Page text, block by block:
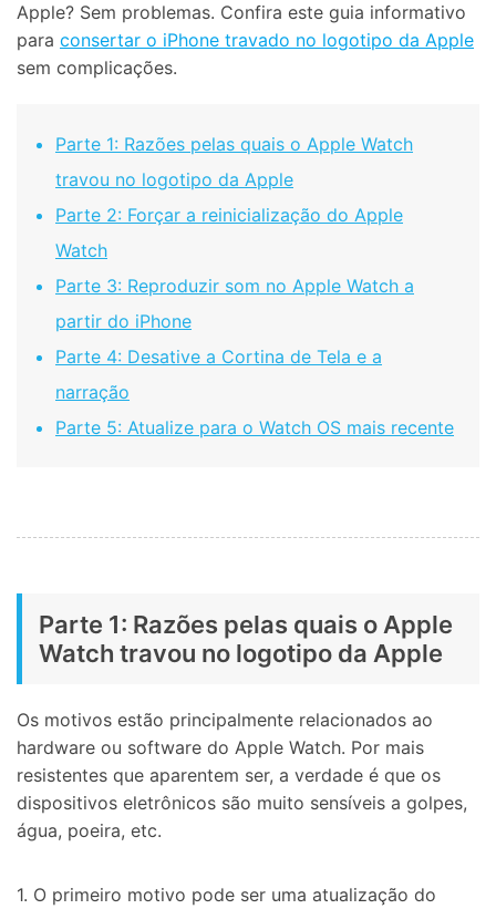
Apple? Sem problemas. Confira este guia informativo
para consertar o iPhone travado no logotipo da Apple
sem complicações.
Parte 1: Razões pelas quais o Apple Watch
travou no logotipo da Apple
Parte 2: Forçar a reinicialização do Apple
Watch
Parte 3: Reproduzir som no Apple Watch a
partir do iPhone
Parte 4: Desative a Cortina de Tela e a
narração
Parte 5: Atualize para o Watch OS mais recente
Parte 1: Razões pelas quais o Apple
Watch travou no logotipo da Apple
Os motivos estão principalmente relacionados ao
hardware ou software do Apple Watch. Por mais
resistentes que aparentem ser, a verdade é que os
dispositivos eletrônicos são muito sensíveis a golpes,
água, poeira, etc.
1. O primeiro motivo pode ser uma atualização do